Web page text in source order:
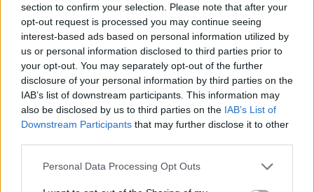
section to confirm your selection. Please note that after your
opt-out request is processed you may continue seeing
interest-based ads based on personal information utilized by
us or personal information disclosed to third parties prior to
your opt-out. You may separately opt-out of the further
disclosure of your personal information by third parties on the
IAB’s list of downstream participants. This information may
also be disclosed by us to third parties on the IAB’s List of
Downstream Participants that may further disclose it to other
Personal Data Processing Opt Outs
Daugiau nuotraukų (74)
Rusija naudojasi „galimybių langu“ – Ukraina
visiškai išeikvojo priešbalistinių raketų
perėmėjų atsargas. Tokiomis sąlygomis
kurį taikinį, kurį tik palaikys reikalingu, portalui